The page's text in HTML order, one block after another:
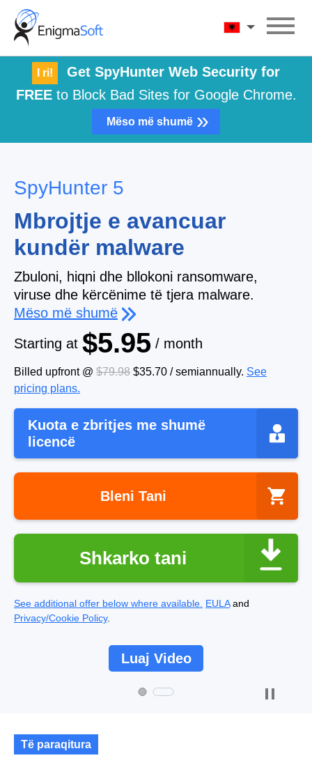
Skip
content
Shqip
I ri!
Get SpyHunter Web Security for
FREEto Block Bad Sites for Google Chrome.
Mëso më shumë »
SpyHunter 5
Mbrojtje e avancuar
kundër malware
Zbuloni, hiqni dhe bllokoni ransomware,
viruse dhe kërcënime të tjera malware.
Mëso më shumë
Starting at $5.95 / month
Billed upfront @ $79.98 $35.70 /semiannually. See
pricing plans.
Kuota e zbritjes me shumë
licencë
Bleni Tani
Shkarko tani
See additional offer below where available. EULAand
Privacy/Cookie Policy.
Luaj Video
Të paraqitura